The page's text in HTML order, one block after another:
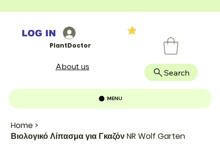
Home >
Βιολογικό Λίπασμα για Γκαζόν NR Wolf Garten
PlantDoctor
Search
MENU
LOG IN
About us